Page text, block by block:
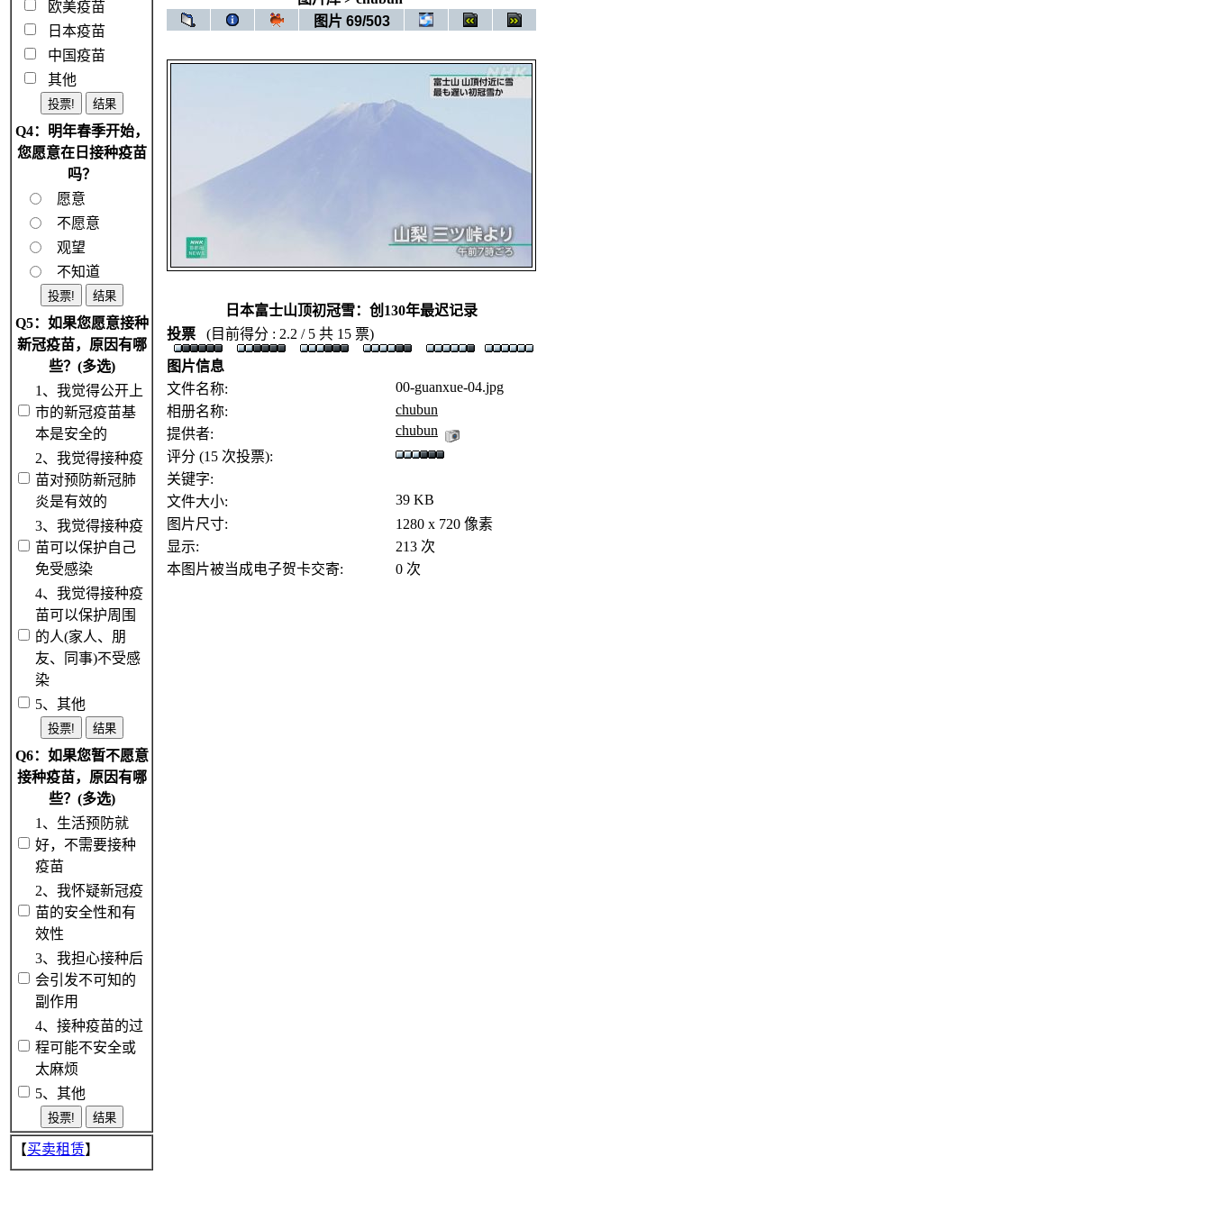
欧美疫苗
日本疫苗
中国疫苗
其他
Q4：明年春季开始，
您愿意在日接种疫苗
吗？
愿意
不愿意
观望
不知道
Q5：如果您愿意接种
新冠疫苗，原因有哪
些？(多选)
1、我觉得公开上
市的新冠疫苗基
本是安全的
2、我觉得接种疫
苗对预防新冠肺
炎是有效的
3、我觉得接种疫
苗可以保护自己
免受感染
4、我觉得接种疫
苗可以保护周围
的人(家人、朋
友、同事)不受感
染
5、其他
Q6：如果您暂不愿意
接种疫苗，原因有哪
些？(多选)
1、生活预防就
好，不需要接种
疫苗
2、我怀疑新冠疫
苗的安全性和有
效性
3、我担心接种后
会引发不可知的
副作用
4、接种疫苗的过
程可能不安全或
太麻烦
5、其他
【买卖租赁】
图片 69/503
日本富士山顶初冠雪：创130年最迟记录
投票
(目前得分 : 2.2 / 5 共 15 票)
图片信息
文件名称:
00-guanxue-04.jpg
相册名称:
chubun
提供者:
chubun
评分 (15 次投票):
关键字:
文件大小:
39 KB
图片尺寸:
1280 x 720 像素
显示:
213 次
本图片被当成电子贺卡交寄:
0 次